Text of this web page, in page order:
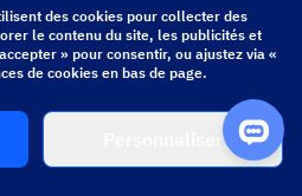
des cookies pour collecter des
le contenu du site, les publicités et
» pour consentir, ou ajustez via «
de cookies en bas de page.
Personnaliser